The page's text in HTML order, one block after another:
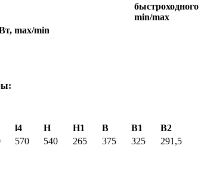
быстроходного
min/max
max/min
l4 H H1 B B1 B2
570 540 265 375 325 291,5